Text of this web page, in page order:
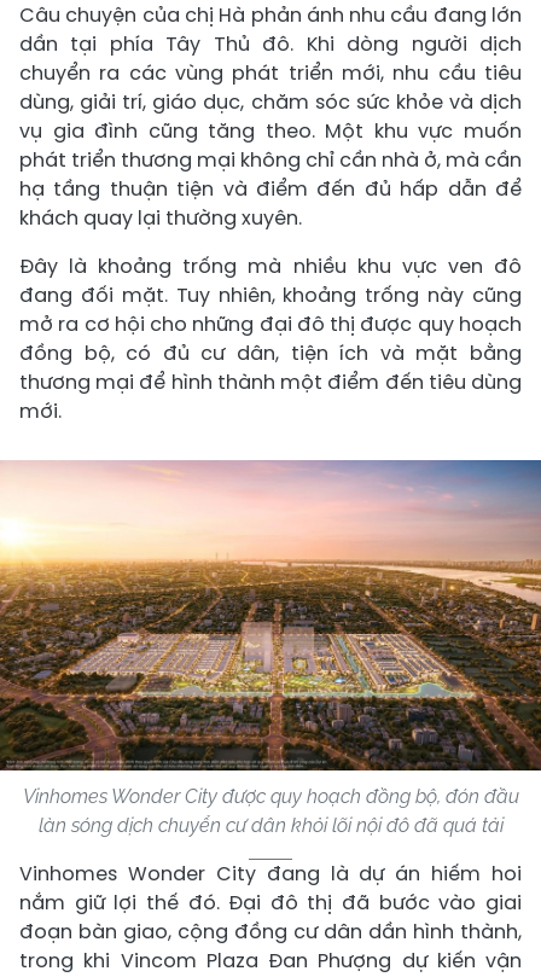
Câu chuyện của chị Hà phản ánh nhu cầu đang lớn
dần tại phía Tây Thủ đô. Khi dòng người dịch
chuyển ra các vùng phát triển mới, nhu cầu tiêu
dùng, giải trí, giáo dục, chăm sóc sức khỏe và dịch
vụ gia đình cũng tăng theo. Một khu vực muốn
phát triển thương mại không chỉ cần nhà ở, mà cần
hạ tầng thuận tiện và điểm đến đủ hấp dẫn để
khách quay lại thường xuyên.
Đây là khoảng trống mà nhiều khu vực ven đô
đang đối mặt. Tuy nhiên, khoảng trống này cũng
mở ra cơ hội cho những đại đô thị được quy hoạch
đồng bộ, có đủ cư dân, tiện ích và mặt bằng
thương mại để hình thành một điểm đến tiêu dùng
mới.
Vinhomes Wonder City được quy hoạch đồng bộ, đón đầu
làn sóng dịch chuyển cư dân khỏi lõi nội đô đã quá tải
Vinhomes Wonder City đang là dự án hiếm hoi
nắm giữ lợi thế đó. Đại đô thị đã bước vào giai
đoạn bàn giao, cộng đồng cư dân dần hình thành,
trong khi Vincom Plaza Đan Phượng dự kiến vận